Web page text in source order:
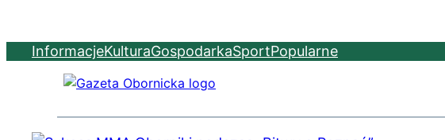
InformacjeKulturaGospodarkaSportPopularne